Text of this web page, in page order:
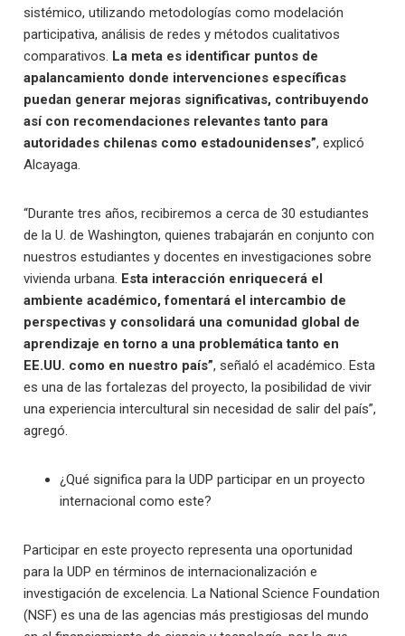
sistémico, utilizando metodologías como modelación
participativa, análisis de redes y métodos cualitativos
comparativos. La meta es identificar puntos de
apalancamiento donde intervenciones específicas
puedan generar mejoras significativas, contribuyendo
así con recomendaciones relevantes tanto para
autoridades chilenas como estadounidenses”, explicó
Alcayaga.
“Durante tres años, recibiremos a cerca de 30 estudiantes
de la U. de Washington, quienes trabajarán en conjunto con
nuestros estudiantes y docentes en investigaciones sobre
vivienda urbana. Esta interacción enriquecerá el
ambiente académico, fomentará el intercambio de
perspectivas y consolidará una comunidad global de
aprendizaje en torno a una problemática tanto en
EE.UU. como en nuestro país”, señaló el académico. Esta
es una de las fortalezas del proyecto, la posibilidad de vivir
una experiencia intercultural sin necesidad de salir del país”,
agregó.
¿Qué significa para la UDP participar en un proyecto
internacional como este?
Participar en este proyecto representa una oportunidad
para la UDP en términos de internacionalización e
investigación de excelencia. La National Science Foundation
(NSF) es una de las agencias más prestigiosas del mundo